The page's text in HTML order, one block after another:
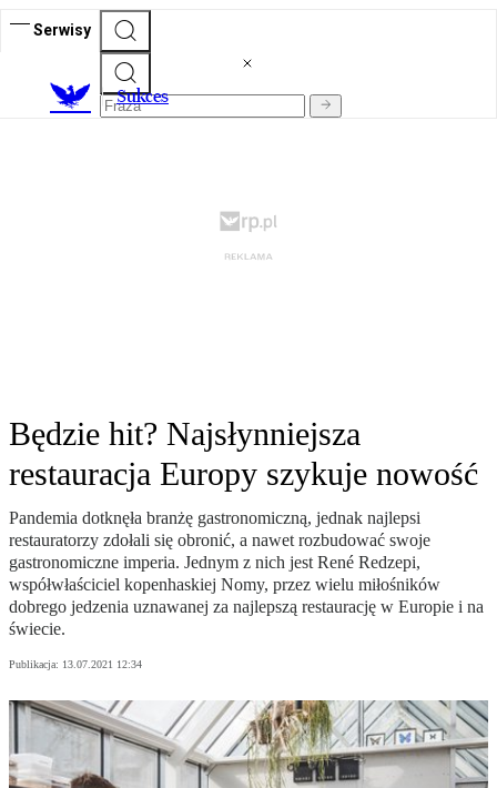
Serwisy
Sukces
Będzie hit? Najsłynniejsza
restauracja Europy szykuje nowość
Pandemia dotknęła branżę gastronomiczną, jednak najlepsi
restauratorzy zdołali się obronić, a nawet rozbudować swoje
gastronomiczne imperia. Jednym z nich jest René Redzepi,
współwłaściciel kopenhaskiej Nomy, przez wielu miłośników
dobrego jedzenia uznawanej za najlepszą restaurację w Europie i na
świecie.
Publikacja: 13.07.2021 12:34